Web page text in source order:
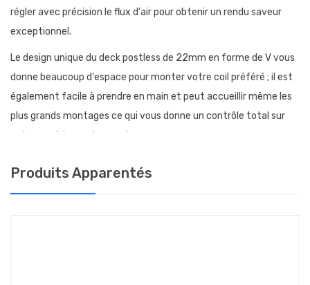
régler avec précision le flux d'air pour obtenir un rendu saveur
exceptionnel.
Le design unique du deck postless de 22mm en forme de V vous
donne beaucoup d'espace pour monter votre coil préféré ; il est
également facile à prendre en main et peut accueillir même les
plus grands montages ce qui vous donne un contrôle total sur
votre expérience de vapotage.
dripper comprend une fente inclinée vers le bas qui oriente le
Produits Apparentés